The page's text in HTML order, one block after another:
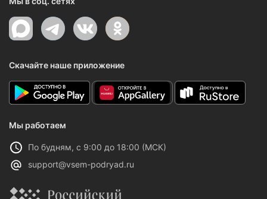
Скачайте наше приложение
Мы работаем
По будням, с 9:00 до 18:00 (МСК)
support@vsem-podryad.ru